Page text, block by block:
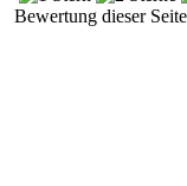
Bewertung dieser